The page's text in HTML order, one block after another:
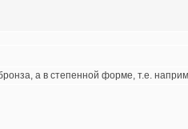
а в степенной форме, т.е.